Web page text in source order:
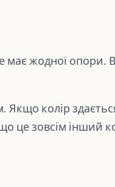
має жодної опори.
Якщо колір
це зовсім інший